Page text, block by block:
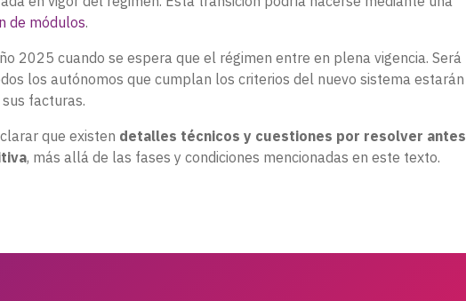
de módulos.
2025 cuando se espera que el régimen entre en plena vigencia. Será
los autónomos que cumplan los criterios del nuevo sistema estarán
facturas.
que existen detalles técnicos y cuestiones por resolver antes
, más allá de las fases y condiciones mencionadas en este texto.